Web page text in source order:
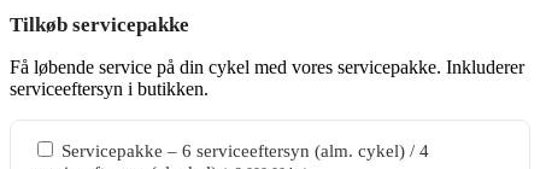
23.999,00 kr..
Tilkøb servicepakke
Få løbende service på din cykel med vores servicepakke. Inkluderer
serviceeftersyn i butikken.
Servicepakke – 6 serviceeftersyn (alm. cykel) / 4